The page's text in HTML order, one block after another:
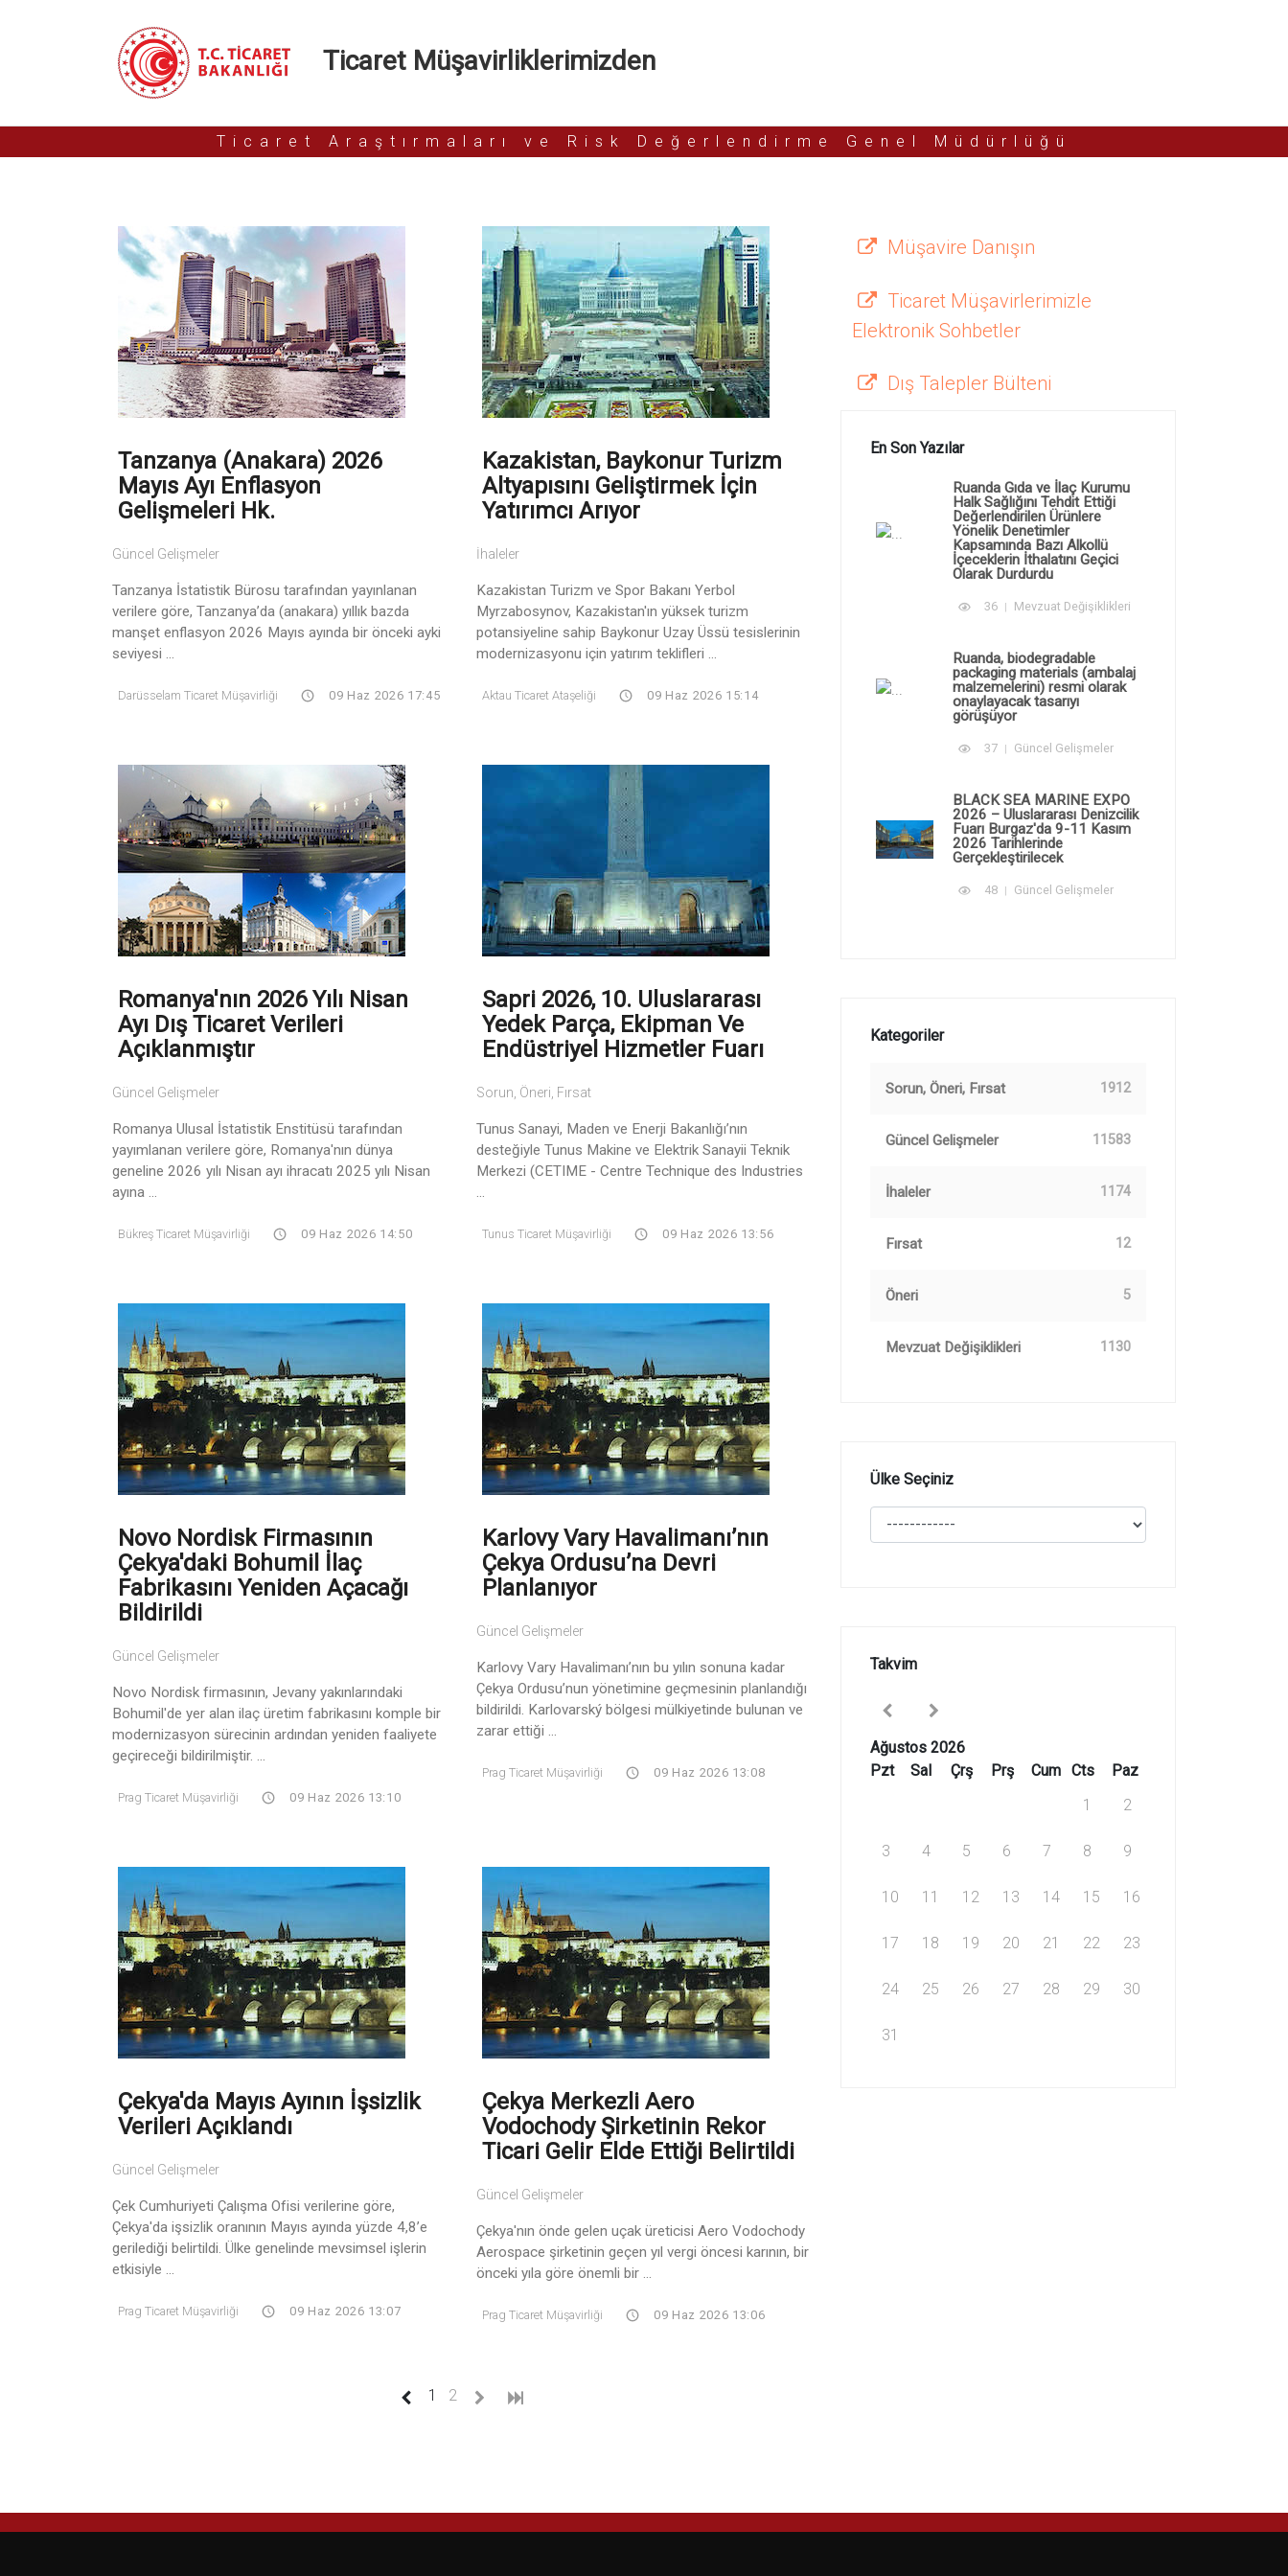
Ticaret Müşavirliklerimizden
Ticaret Araştırmaları ve Risk Değerlendirme Genel Müdürlüğü
Tanzanya (anakara) 2026
Mayıs Ayı Enflasyon
Gelişmeleri Hk.
Güncel Gelişmeler
Tanzanya İstatistik Bürosu tarafından yayınlanan
verilere göre, Tanzanya’da (anakara) yıllık bazda
manşet enflasyon 2026 Mayıs ayında bir önceki ayki
seviyesi ...
Darüsselam Ticaret Müşavirliği 09 Haz 2026 17:45
Kazakistan, Baykonur Turizm
Altyapısını Geliştirmek İçin
Yatırımcı Arıyor
İhaleler
Kazakistan Turizm ve Spor Bakanı Yerbol
Myrzabosynov, Kazakistan'ın yüksek turizm
potansiyeline sahip Baykonur Uzay Üssü tesislerinin
modernizasyonu için yatırım teklifleri ...
Aktau Ticaret Ataşeliği 09 Haz 2026 15:14
Romanya'nın 2026 Yılı Nisan
Ayı Dış Ticaret Verileri
Açıklanmıştır
Güncel Gelişmeler
Romanya Ulusal İstatistik Enstitüsü tarafından
yayımlanan verilere göre, Romanya'nın dünya
geneline 2026 yılı Nisan ayı ihracatı 2025 yılı Nisan
ayına ...
Bükreş Ticaret Müşavirliği 09 Haz 2026 14:50
Sapri 2026, 10. Uluslararası
Yedek Parça, Ekipman Ve
Endüstriyel Hizmetler Fuarı
Sorun, Öneri, Fırsat
Tunus Sanayi, Maden ve Enerji Bakanlığı’nın
desteğiyle Tunus Makine ve Elektrik Sanayii Teknik
Merkezi (CETIME - Centre Technique des Industries
Tunus Ticaret Müşavirliği 09 Haz 2026 13:56
Novo Nordisk Firmasının
Çekya'daki Bohumil İlaç
Fabrikasını Yeniden Açacağı
Bildirildi
Güncel Gelişmeler
Novo Nordisk firmasının, Jevany yakınlarındaki
Bohumil'de yer alan ilaç üretim fabrikasını komple bir
modernizasyon sürecinin ardından yeniden faaliyete
geçireceği bildirilmiştir. ...
Prag Ticaret Müşavirliği 09 Haz 2026 13:10
Karlovy Vary Havalimanı’nın
Çekya Ordusu’na Devri
Planlanıyor
Güncel Gelişmeler
Karlovy Vary Havalimanı’nın bu yılın sonuna kadar
Çekya Ordusu’nun yönetimine geçmesinin planlandığı
bildirildi. Karlovarský bölgesi mülkiyetinde bulunan ve
zarar ettiği ...
Prag Ticaret Müşavirliği 09 Haz 2026 13:08
Çekya'da Mayıs Ayının İşsizlik
Verileri Açıklandı
Güncel Gelişmeler
Çek Cumhuriyeti Çalışma Ofisi verilerine göre,
Çekya'da işsizlik oranının Mayıs ayında yüzde 4,8’e
gerilediği belirtildi. Ülke genelinde mevsimsel işlerin
etkisiyle ...
Prag Ticaret Müşavirliği 09 Haz 2026 13:07
Çekya Merkezli Aero
Vodochody Şirketinin Rekor
Ticari Gelir Elde Ettiği Belirtildi
Güncel Gelişmeler
Çekya'nın önde gelen uçak üreticisi Aero Vodochody
Aerospace şirketinin geçen yıl vergi öncesi karının, bir
önceki yıla göre önemli bir ...
Prag Ticaret Müşavirliği 09 Haz 2026 13:06
1 (current)
2
Müşavire Danışın
Ticaret Müşavirlerimizle
Elektronik Sohbetler
Dış Talepler Bülteni
En Son Yazılar
Ruanda Gıda ve İlaç Kurumu
Halk Sağlığını Tehdit Ettiği
Değerlendirilen Ürünlere
Yönelik Denetimler
Kapsamında Bazı Alkollü
İçeceklerin İthalatını Geçici
Olarak Durdurdu
36 Mevzuat Değişiklikleri
Ruanda, biodegradable
packaging materials (ambalaj
malzemelerini) resmi olarak
onaylayacak tasarıyı
görüşüyor
37 Güncel Gelişmeler
BLACK SEA MARINE EXPO
2026 – Uluslararası Denizcilik
Fuarı Burgaz'da 9-11 Kasım
2026 Tarihlerinde
Gerçekleştirilecek
48 Güncel Gelişmeler
Kategoriler
Sorun, Öneri, Fırsat 1912
Güncel Gelişmeler 11583
İhaleler 1174
Fırsat 12
Öneri 5
Mevzuat Değişiklikleri 1130
Ülke Seçiniz
Takvim
Ağustos 2026
Pzt
Sal Çrş Prş Cum Cts
Paz
1
2
3 4 5 6 7 8 9
10 11 12 13 14 15 16
17 18 19 20 21 22 23
24 25 26 27 28 29 30
31